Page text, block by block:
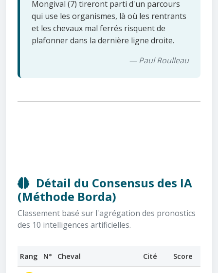
Mongival (7) tireront parti d'un parcours
qui use les organismes, là où les rentrants
et les chevaux mal ferrés risquent de
plafonner dans la dernière ligne droite.
— Paul Roulleau
Détail du Consensus des IA
(Méthode Borda)
Classement basé sur l'agrégation des pronostics
des 10 intelligences artificielles.
Rang N° Cheval Cité Score